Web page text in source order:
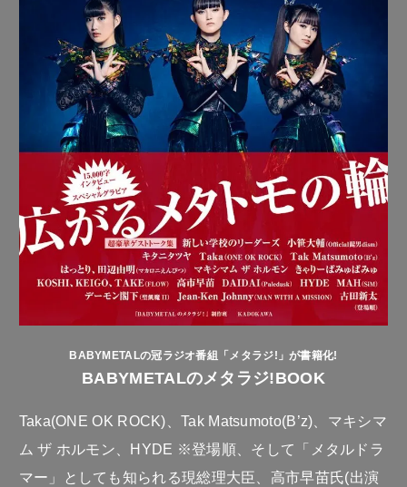
BABYMETALの冠ラジオ番組「メタラジ!」が書籍化!
BABYMETALのメタラジ!BOOK
Taka(ONE OK ROCK)、Tak Matsumoto(B’z)、マキシマ
ム ザ ホルモン、HYDE ※登場順、そして「メタルドラ
マー」としても知られる現総理大臣、高市早苗氏(出演